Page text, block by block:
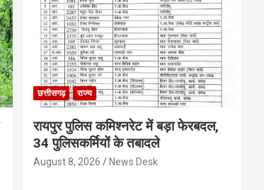
छत्तीसगढ़ राज्य
रायपुर पुलिस कमिश्नरेट में बड़ा फेरबदल,
34 पुलिसकर्मियों के तबादले
August 8, 2026 News Desk